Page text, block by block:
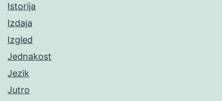
Istorija
Izdaja
Izgled
Jednakost
Jezik
Jutro